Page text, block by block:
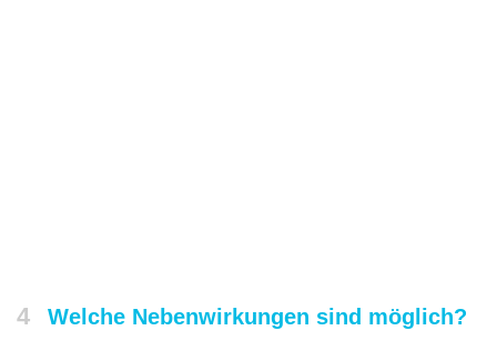
4 Welche Nebenwirkungen sind möglich?